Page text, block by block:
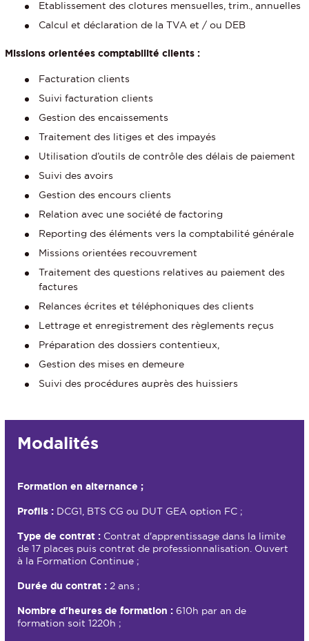
Etablissement des clotures mensuelles, trim., annuelles
Calcul et déclaration de la TVA et / ou DEB
Missions orientées comptabilité clients :
Facturation clients
Suivi facturation clients
Gestion des encaissements
Traitement des litiges et des impayés
Utilisation d’outils de contrôle des délais de paiement
Suivi des avoirs
Gestion des encours clients
Relation avec une société de factoring
Reporting des éléments vers la comptabilité générale
Missions orientées recouvrement
Traitement des questions relatives au paiement des
factures
Relances écrites et téléphoniques des clients
Lettrage et enregistrement des règlements reçus
Préparation des dossiers contentieux,
Gestion des mises en demeure
Suivi des procédures auprès des huissiers
Modalités
Formation en alternance ;
Profils : DCG1, BTS CG ou DUT GEA option FC ;
Type de contrat : Contrat d'apprentissage dans la limite
de 17 places puis contrat de professionnalisation. Ouvert
à la Formation Continue ;
Durée du contrat : 2 ans ;
Nombre d'heures de formation : 610h par an de
formation soit 1220h ;